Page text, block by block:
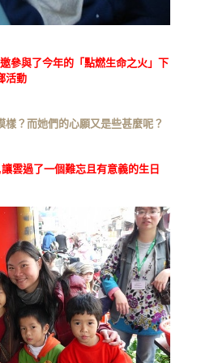
參與了今年的「點燃生命之火」下
活動
？而她們的心願又是些甚麼呢？
雲過了一個難忘且有意義的生日